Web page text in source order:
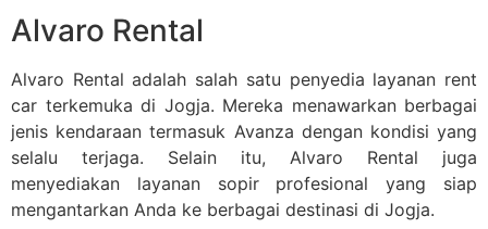
Alvaro Rental
Alvaro Rental adalah salah satu penyedia layanan rent
car terkemuka di Jogja. Mereka menawarkan berbagai
jenis kendaraan termasuk Avanza dengan kondisi yang
selalu terjaga. Selain itu, Alvaro Rental juga
menyediakan layanan sopir profesional yang siap
mengantarkan Anda ke berbagai destinasi di Jogja.